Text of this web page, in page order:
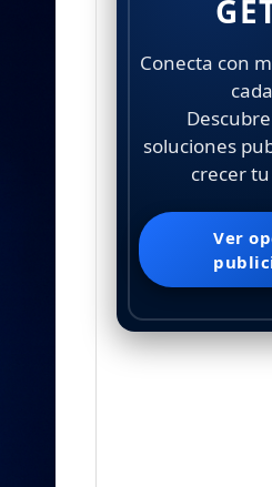
Conecta con
soluciones
crecer
Ver